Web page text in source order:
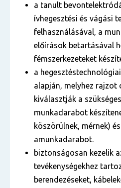
a tanult
ívhegesztési és vágási
felhasználásával, a
előírások betartásával
fémszerkezeteket
a
alapján, melyhez rajzot
kiválasztják a
munkadarabot
köszörülnek, mérnek)
amunkadarabot.
biztonságosan kezelik
tevékenységekhez
berendezéseket,